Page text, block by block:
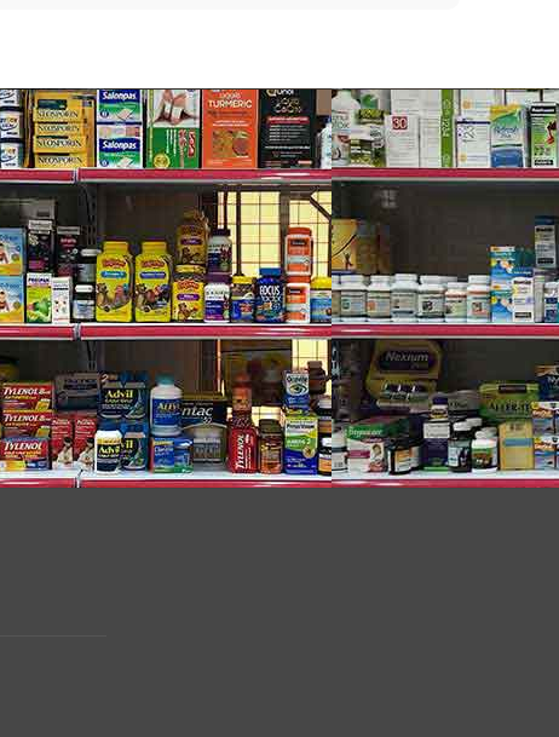
sự phát triển của vi khuẩn có hại. – Cũng như